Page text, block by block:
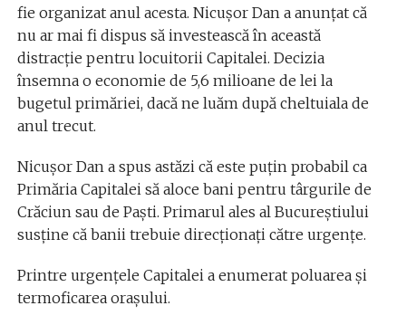
fie organizat anul acesta. Nicuşor Dan a anunțat că
nu ar mai fi dispus să investească în această
distracție pentru locuitorii Capitalei. Decizia
însemna o economie de 5,6 milioane de lei la
bugetul primăriei, dacă ne luăm după cheltuiala de
anul trecut.
Nicuşor Dan a spus astăzi că este puţin probabil ca
Primăria Capitalei să aloce bani pentru târgurile de
Crăciun sau de Paşti. Primarul ales al Bucureștiului
susține că banii trebuie direcţionaţi către urgenţe.
Printre urgenţele Capitalei a enumerat poluarea și
termoficarea orașului.